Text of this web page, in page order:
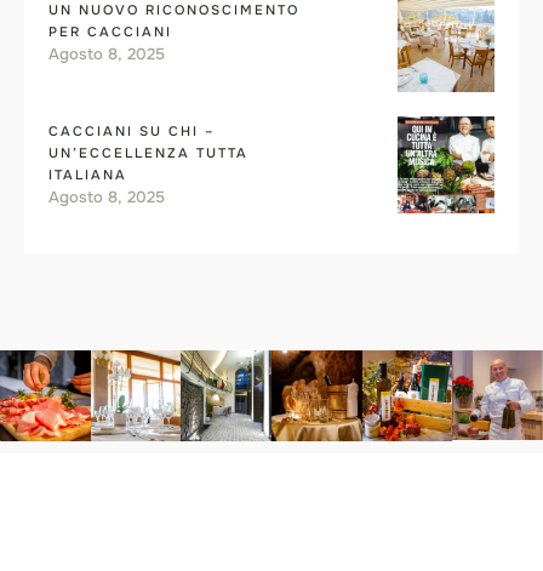
UN NUOVO RICONOSCIMENTO
PER CACCIANI
Agosto 8, 2025
CACCIANI SU CHI –
UN’ECCELLENZA TUTTA
ITALIANA
Agosto 8, 2025